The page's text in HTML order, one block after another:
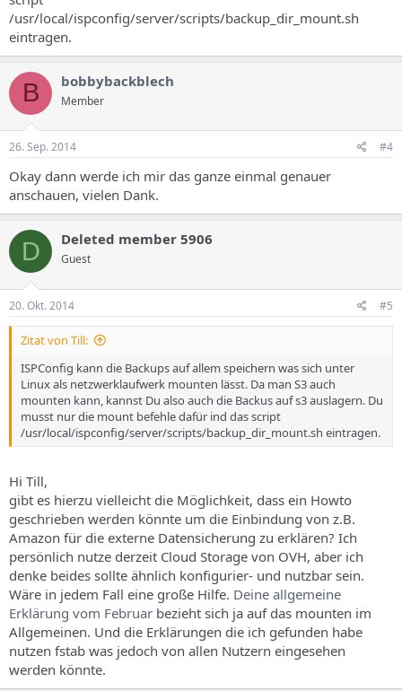
/usr/local/ispconfig/server/scripts/backup_dir_mount.sh
eintragen.
B bobbybackblech
Member
26. Sep. 2014 #4
Okay dann werde ich mir das ganze einmal genauer
anschauen, vielen Dank.
D Deleted member 5906
Guest
20. Okt. 2014 #5
Zitat von Till:
ISPConfig kann die Backups auf allem speichern was sich unter
Linux als netzwerklaufwerk mounten lässt. Da man S3 auch
mounten kann, kannst Du also auch die Backus auf s3 auslagern. Du
musst nur die mount befehle dafür ind das script
/usr/local/ispconfig/server/scripts/backup_dir_mount.sh eintragen.
Hi Till,
gibt es hierzu vielleicht die Möglichkeit, dass ein Howto
geschrieben werden könnte um die Einbindung von z.B.
Amazon für die externe Datensicherung zu erklären? Ich
persönlich nutze derzeit Cloud Storage von OVH, aber ich
denke beides sollte ähnlich konfigurier- und nutzbar sein.
Wäre in jedem Fall eine große Hilfe. Deine allgemeine
Erklärung vom Februar bezieht sich ja auf das mounten im
Allgemeinen. Und die Erklärungen die ich gefunden habe
nutzen fstab was jedoch von allen Nutzern eingesehen
werden könnte.